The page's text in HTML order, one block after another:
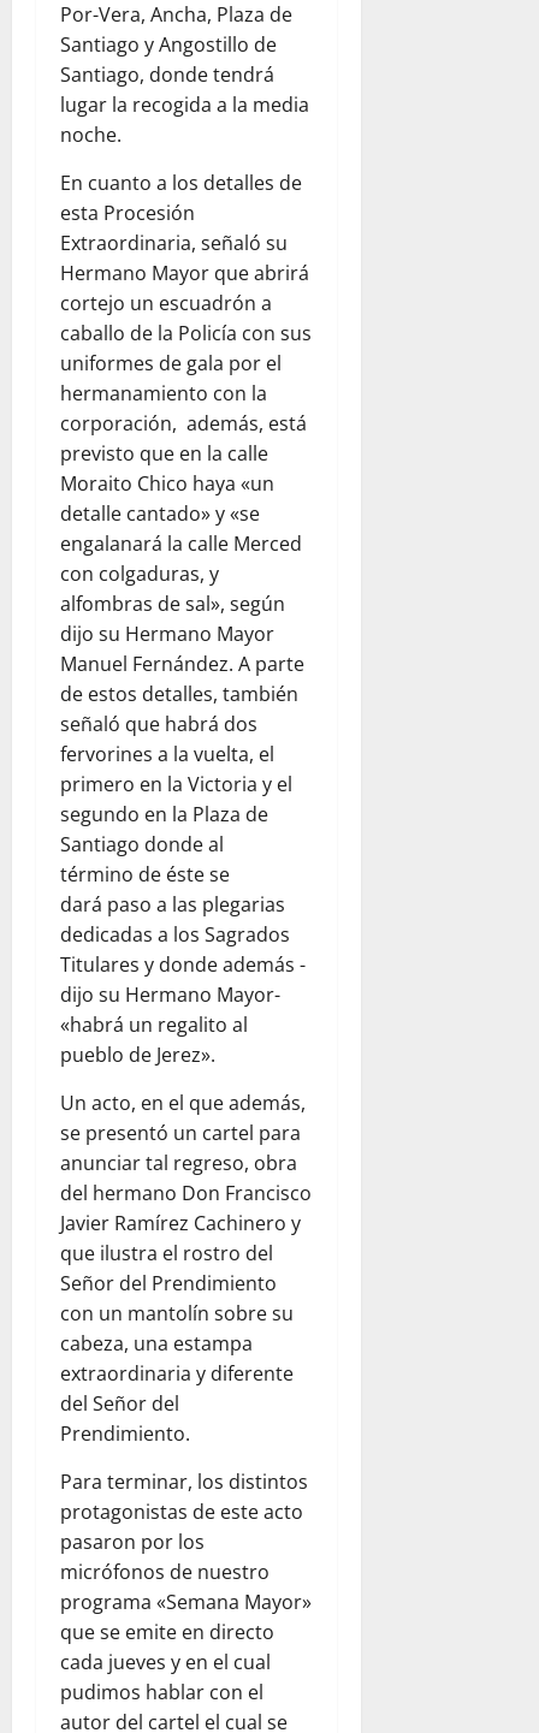
Por-Vera, Ancha, Plaza de
Santiago y Angostillo de
Santiago, donde tendrá
lugar la recogida a la media
noche.
En cuanto a los detalles de
esta Procesión
Extraordinaria, señaló su
Hermano Mayor que abrirá
cortejo un escuadrón a
caballo de la Policía con sus
uniformes de gala por el
hermanamiento con la
corporación, además, está
previsto que en la calle
Moraito Chico haya «un
detalle cantado» y «se
engalanará la calle Merced
con colgaduras, y
alfombras de sal», según
dijo su Hermano Mayor
Manuel Fernández. A parte
de estos detalles, también
señaló que habrá dos
fervorines a la vuelta, el
primero en la Victoria y el
segundo en la Plaza de
Santiago donde al
término de éste se
dará paso a las plegarias
dedicadas a los Sagrados
Titulares y donde además -
dijo su Hermano Mayor-
«habrá un regalito al
pueblo de Jerez».
Un acto, en el que además,
se presentó un cartel para
anunciar tal regreso, obra
del hermano Don Francisco
Javier Ramírez Cachinero y
que ilustra el rostro del
Señor del Prendimiento
con un mantolín sobre su
cabeza, una estampa
extraordinaria y diferente
del Señor del
Prendimiento.
Para terminar, los distintos
protagonistas de este acto
pasaron por los
micrófonos de nuestro
programa «Semana Mayor»
que se emite en directo
cada jueves y en el cual
pudimos hablar con el
autor del cartel el cual se